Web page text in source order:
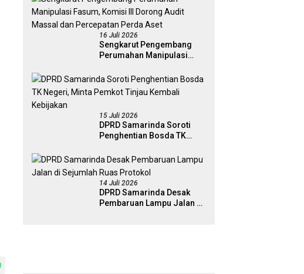
16 Juli 2026
Sengkarut Pengembang
Perumahan Manipulasi
Audit Massal dan
Percepatan Perda Aset
15 Juli 2026
DPRD Samarinda Soroti
Penghentian Bosda TK
Tinjau Kembali Kebijakan
14 Juli 2026
DPRD Samarinda Desak
Pembaruan Lampu Jalan di